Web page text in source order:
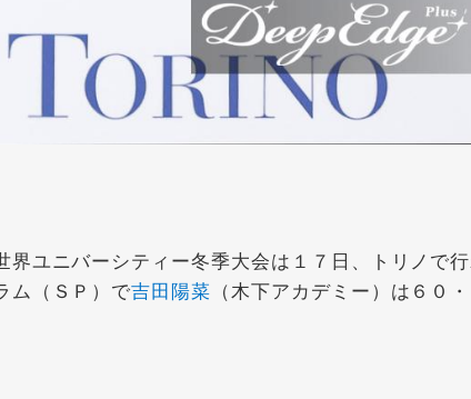
ユニバーシティー冬季大会は１７日、トリノで
ム（ＳＰ）で吉田陽菜 （木下アカデミー）は６０・